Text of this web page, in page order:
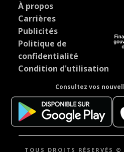
À propos
Carrières
Publicités
Politique de
confidentialité
Condition d'utilisation
Consultez vos
TOUS DROITS RÉSERVÉS